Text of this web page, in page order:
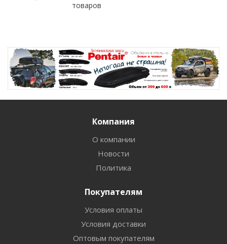
товаров
Компания
О компании
Новости
Политика
Покупателям
Условия оплаты
Условия доставки
Оптовым покупателям